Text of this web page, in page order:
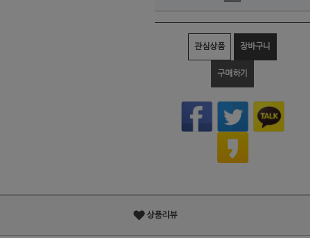
관심상품 장바구니
구매하기
상품리뷰